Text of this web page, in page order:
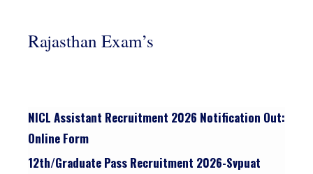
Rajasthan Exam’s
NICL Assistant Recruitment 2026 Notification Out:
Online Form
12th/graduate Pass Recruitment 2026-Svpuat